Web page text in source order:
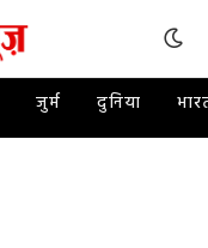
जुर्म दुनिया